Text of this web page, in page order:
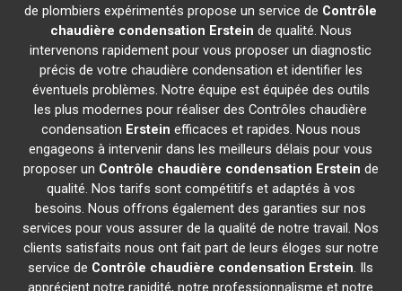
de plombiers expérimentés propose un service de Contrôle
chaudière condensation Erstein de qualité. Nous
intervenons rapidement pour vous proposer un diagnostic
précis de votre chaudière condensation et identifier les
éventuels problèmes. Notre équipe est équipée des outils
les plus modernes pour réaliser des Contrôles chaudière
condensation Erstein efficaces et rapides. Nous nous
engageons à intervenir dans les meilleurs délais pour vous
proposer un Contrôle chaudière condensation Erstein de
qualité. Nos tarifs sont compétitifs et adaptés à vos
besoins. Nous offrons également des garanties sur nos
services pour vous assurer de la qualité de notre travail. Nos
clients satisfaits nous ont fait part de leurs éloges sur notre
service de Contrôle chaudière condensation Erstein. Ils
apprécient notre rapidité, notre professionnalisme et notre